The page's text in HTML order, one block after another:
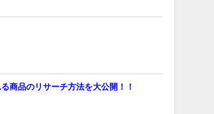
商品のリサーチ方法を大公開！！